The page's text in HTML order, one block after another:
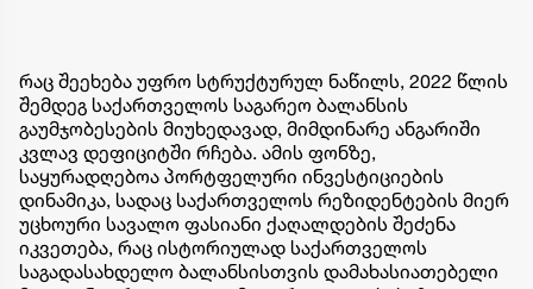
რაც შეეხება უფრო სტრუქტურულ ნაწილს, 2022 წლის
შემდეგ საქართველოს საგარეო ბალანსის
გაუმჯობესების მიუხედავად, მიმდინარე ანგარიში
კვლავ დეფიციტში რჩება. ამის ფონზე,
საყურადღებოა პორტფელური ინვესტიციების
დინამიკა, სადაც საქართველოს რეზიდენტების მიერ
უცხოური სავალო ფასიანი ქაღალდების შეძენა
იკვეთება, რაც ისტორიულად საქართველოს
საგადასახდელო ბალანსისთვის დამახასიათებელი